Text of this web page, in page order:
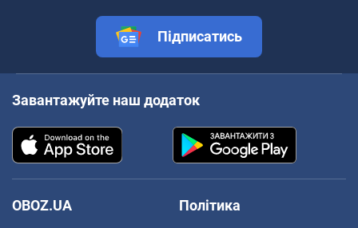
Підписатись
Завантажуйте наш додаток
OBOZ.UA
Політика